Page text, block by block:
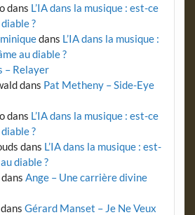
dans L’IA dans la musique : est-ce
?
dans L’IA dans la musique :
au diable ?
– Relayer
dans Pat Metheny – Side-Eye
dans L’IA dans la musique : est-ce
?
dans L’IA dans la musique : est-
diable ?
dans Ange – Une carrière divine
Gérard Manset – Je Ne Veux